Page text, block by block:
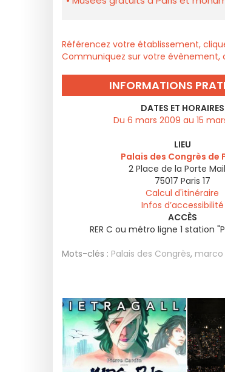
Référencez votre établissement,
Communiquez sur votre évènement,
INFORMATIONS
DATES ET HORAIRES
Du 6 mars 2009 au 15
LIEU
Palais des Congrès de
2 Place de la Porte
75017 Paris 17
Calcul d'itinéraire
Infos d’accessibilité
ACCÈS
RER C ou métro ligne 1 station
Mots-clés : Palais des Congrès, marco